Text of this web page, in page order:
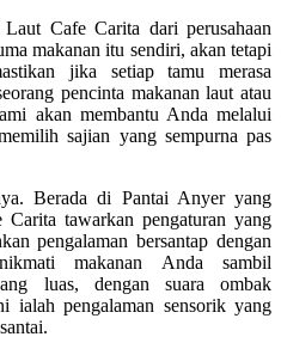
Cafe Carita dari perusahaan
makanan itu sendiri, akan tetapi
jika setiap tamu merasa
pencinta makanan laut atau
akan membantu Anda melalui
sajian yang sempurna pas
Berada di Pantai Anyer yang
tawarkan pengaturan yang
pengalaman bersantap dengan
makanan Anda sambil
luas, dengan suara ombak
ialah pengalaman sensorik yang